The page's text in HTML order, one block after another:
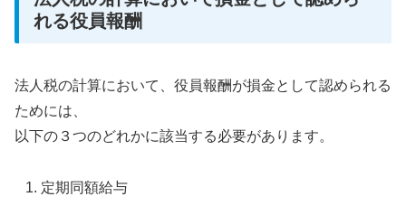
れる役員報酬
法人税の計算において、役員報酬が損金として認められる
ためには、
以下の３つのどれかに該当する必要があります。
定期同額給与